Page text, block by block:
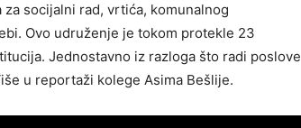
socijalni rad, vrtića, komunalnog
Ovo udruženje je tokom protekle 23
Jednostavno iz razloga što radi poslove
u reportaži kolege Asima Bešlije.